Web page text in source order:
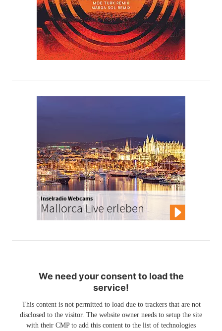
Inselradio Webcams
Mallorca Live erleben
We need your consent to load the
service!
This content is not permitted to load due to trackers that are not
disclosed to the visitor. The website owner needs to setup the site
with their CMP to add this content to the list of technologies